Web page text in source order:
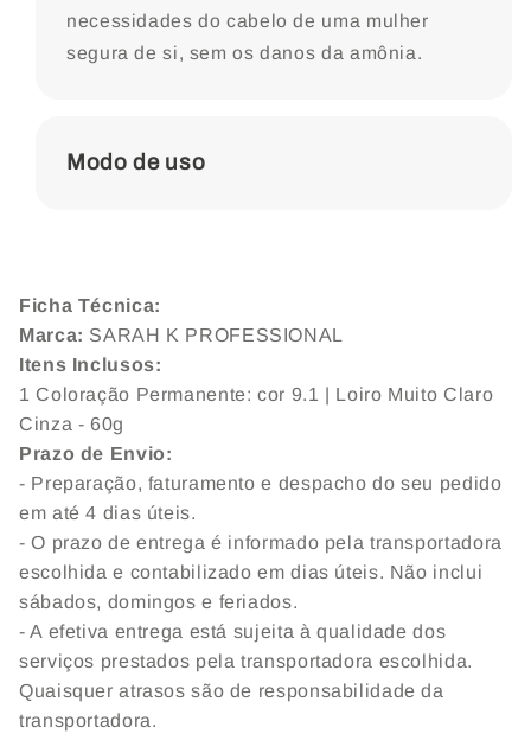
necessidades do cabelo de uma mulher
segura de si, sem os danos da amônia.
Modo de uso
Ficha Técnica:
Marca: SARAH K PROFESSIONAL
Itens Inclusos:
1 Coloração Permanente: cor 9.1 | Loiro Muito Claro
Cinza - 60g
Prazo de Envio:
- Preparação, faturamento e despacho do seu pedido
em até 4 dias úteis.
- O prazo de entrega é informado pela transportadora
escolhida e contabilizado em dias úteis. Não inclui
sábados, domingos e feriados.
- A efetiva entrega está sujeita à qualidade dos
serviços prestados pela transportadora escolhida.
Quaisquer atrasos são de responsabilidade da
transportadora.